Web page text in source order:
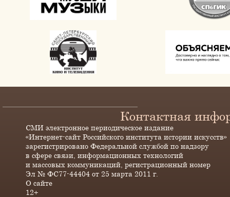
Контактная
СМИ электронное периодическое издание
«Интернет-сайт Российского института истории искусств»
зарегистрировано Федеральной службой по надзору
в сфере связи, информационных технологий
и массовых коммуникаций, регистрационный номер
Эл № ФС77-44404 от 25 марта 2011 г.
О сайте
12+